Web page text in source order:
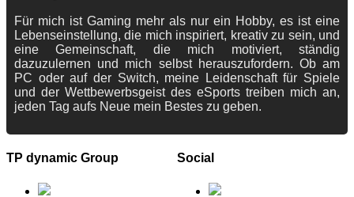
Für mich ist Gaming mehr als nur ein Hobby, es ist eine
Lebenseinstellung, die mich inspiriert, kreativ zu sein, und
eine Gemeinschaft, die mich motiviert, ständig
dazuzulernen und mich selbst herauszufordern. Ob am
PC oder auf der Switch, meine Leidenschaft für Spiele
und der Wettbewerbsgeist des eSports treiben mich an,
jeden Tag aufs Neue mein Bestes zu geben.
TP dynamic Group Social